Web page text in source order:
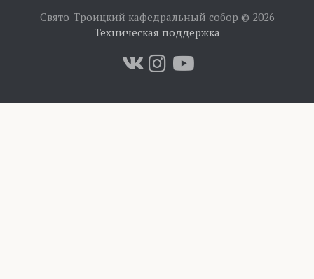
Свято-Троицкий кафедральный собор © 2026
Техническая поддержка